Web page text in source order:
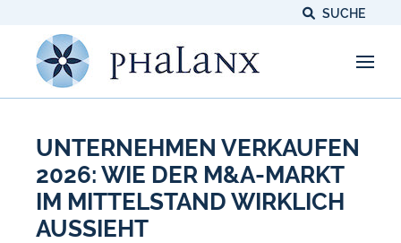
SUCHE
UNTERNEHMEN VERKAUFEN
2026: WIE DER M&A-MARKT
IM MITTELSTAND WIRKLICH
AUSSIEHT